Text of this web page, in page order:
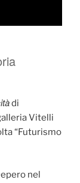
di
Vitelli
“Futurismo
nel